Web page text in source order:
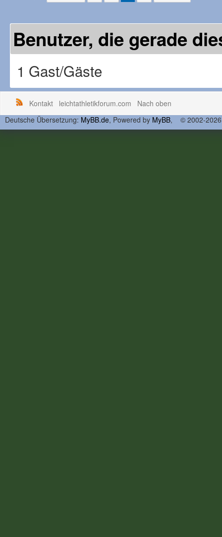
Benutzer, die gerade
1 Gast/Gäste
Kontakt leichtathletikforum.com
Nach oben
Deutsche Übersetzung: MyBB.de, Powered by MyBB, © 2002-